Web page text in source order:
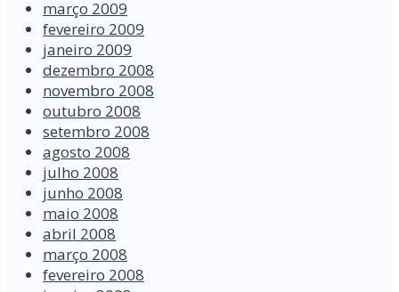
março 2009
fevereiro 2009
janeiro 2009
dezembro 2008
novembro 2008
outubro 2008
setembro 2008
agosto 2008
julho 2008
junho 2008
maio 2008
abril 2008
março 2008
fevereiro 2008